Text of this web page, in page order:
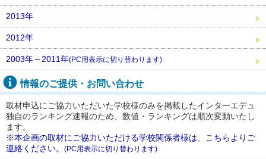
2013年
2012年
2003年～2011年(PC用表示に切り替わります)
情報のご提供・お問い合わせ
取材申込にご協力いただいた学校様のみを掲載したインターエデュ
独自のランキング速報のため、数値・ランキングは順次変動いたし
ます。
※本企画の取材にご協力いただける学校関係者様は、こちらよりご
連絡ください。 (PC用表示に切り替わります)